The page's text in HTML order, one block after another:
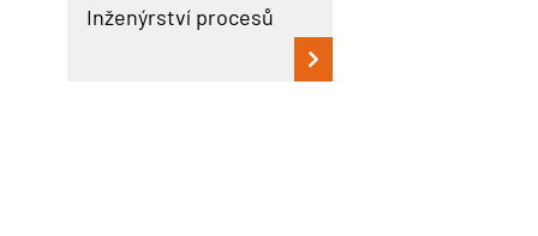
Inženýrství procesů